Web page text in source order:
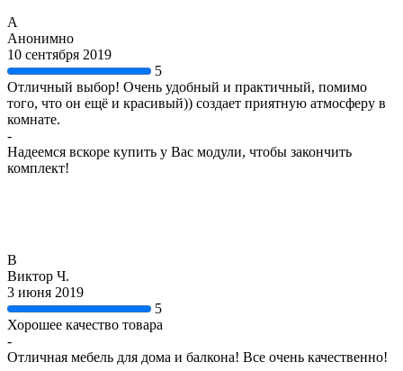
А
Анонимно
10 сентября 2019
5
Отличный выбор! Очень удобный и практичный, помимо
того, что он ещё и красивый)) создает приятную атмосферу в
комнате.
-
Надеемся вскоре купить у Вас модули, чтобы закончить
комплект!
В
Виктор Ч.
3 июня 2019
5
Хорошее качество товара
-
Отличная мебель для дома и балкона! Все очень качественно!